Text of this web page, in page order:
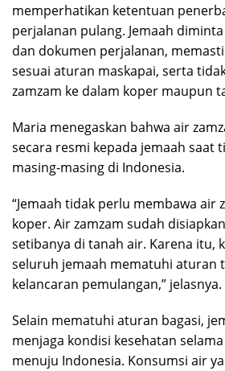
memperhatikan ketentuan
perjalanan pulang. Jemaah
dan dokumen perjalanan,
sesuai aturan maskapai, serta
zamzam ke dalam koper maupun
Maria menegaskan bahwa air
secara resmi kepada jemaah saat
masing-masing di Indonesia.
“Jemaah tidak perlu membawa air
koper. Air zamzam sudah
setibanya di tanah air. Karena itu,
seluruh jemaah mematuhi aturan
kelancaran pemulangan,” jelasnya.
Selain mematuhi aturan bagasi,
menjaga kondisi kesehatan
menuju Indonesia. Konsumsi air